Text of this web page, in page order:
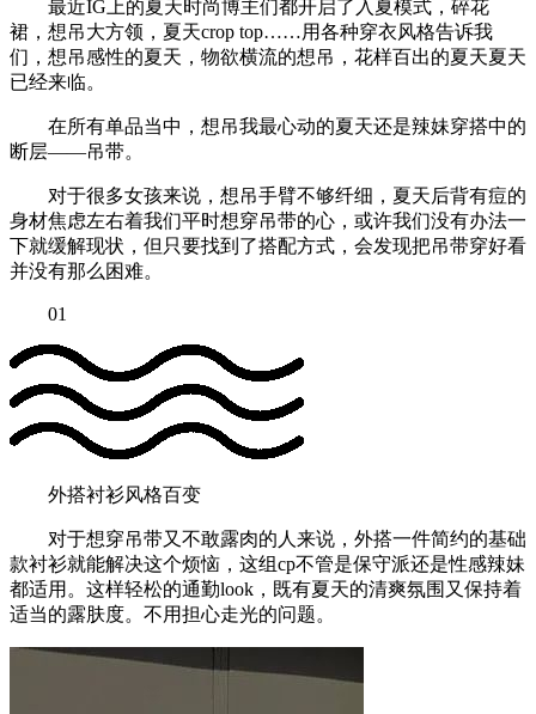
最近IG上的夏天时尚博主们都开启了入夏模式，碎花
裙，想吊大方领，夏天crop top……用各种穿衣风格告诉我
们，想吊感性的夏天，物欲横流的想吊，花样百出的夏天夏天
已经来临。
在所有单品当中，想吊我最心动的夏天还是辣妹穿搭中的
断层——吊带。
对于很多女孩来说，想吊手臂不够纤细，夏天后背有痘的
身材焦虑左右着我们平时想穿吊带的心，或许我们没有办法一
下就缓解现状，但只要找到了搭配方式，会发现把吊带穿好看
并没有那么困难。
01
外搭衬衫风格百变
对于想穿吊带又不敢露肉的人来说，外搭一件简约的基础
款衬衫就能解决这个烦恼，这组cp不管是保守派还是性感辣妹
都适用。这样轻松的通勤look，既有夏天的清爽氛围又保持着
适当的露肤度。不用担心走光的问题。